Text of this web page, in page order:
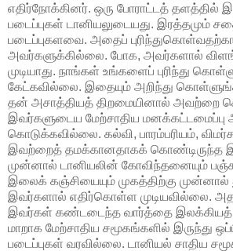
எதிர்நோக்கினர். ஒரு போராட்டத் தளத்தில்
படைப்புகள் டானியலுடையது. இரத்தமும்
படைப்புகளவை. அதைப்
அவர்களுக்கில்லை. போக, அவர்களால்
முடியாது. நாங்கள் உங்களைப் புரிந்து
கேட்கவில்லை. இதையும் அறிந்து
தன் அசாத்தியத் திறமையினால் அவற்றை
இவர்களுடைய மேற்சாதிய மனக்கட்டமைப்பு
கொடுக்கவில்லை. கல்வி, பாரம்பரியம்,
இவற்றைத் தமக்கானதாகக் கொண்டிருந்த
முன்னால் டானியலின் கோவிந்தனையும்
இலைக் கஞ்சியையும் முகத்திற்கு முன்னால்
இவர்களால் எதிர்கொள்ள முடியவில்லை.
இவர்கள் கண்டடைந்த வார்த்தை இலக்கியத்
மாறாக மேற்சாதிய சமூகங்களில் இருந்து
படைப்புகள் வரவில்லை. டானியல் சாதிய